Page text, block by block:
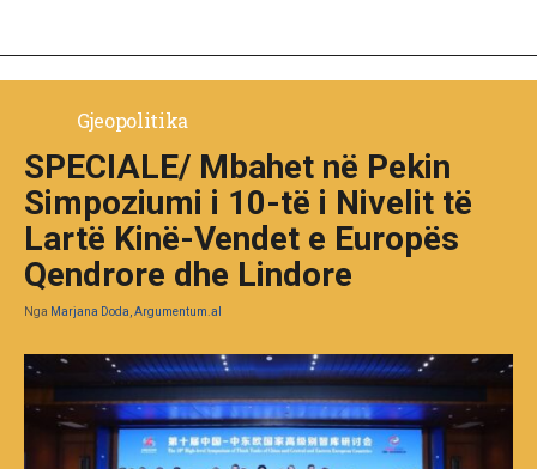
Gjeopolitika
SPECIALE/ Mbahet në Pekin
Simpoziumi i 10-të i Nivelit të
Lartë Kinë-Vendet e Europës
Qendrore dhe Lindore
Nga Marjana Doda, Argumentum.al